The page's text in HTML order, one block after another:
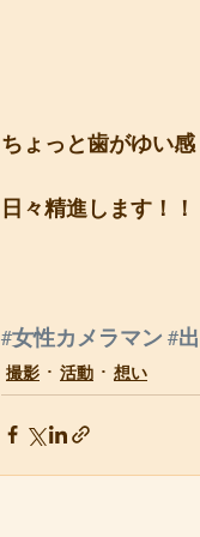
ちょっと歯がゆい
日々精進します！！
#女性カメラマン#
撮影 活動 想い